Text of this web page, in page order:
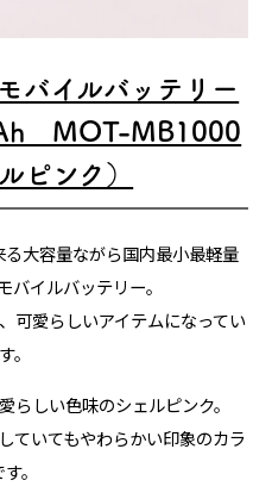
バイルバッテリー
MOT-MB1000
ピンク）
大容量ながら国内最小最軽量
イルバッテリー。
可愛らしいアイテムになってい
。
らしい色味のシェルピンク。
ていてもやわらかい印象のカラ
。